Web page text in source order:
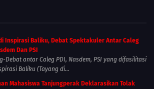
Inspirasi Baliku, Debat Spektakuler Antar Caleg
Dan PSI
Debat antar Caleg PDI, Nasdem, PSI yang difasilitasi
Baliku (Tayang di...
Mahasiswa Tanjungperak Deklarasikan Tolak